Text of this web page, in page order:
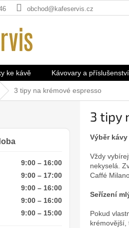
obchod@kafeservis.cz
ke kávě Kávovary a příslušenství
3 tipy na krémové espresso
9:00 – 16:00
9:00 – 17:00
9:00 – 16:00
9:00 – 16:00
9:00 – 15:00
3 tipy
Výběr kávy
Vždy
nekyselá.
Caffé
Seřízení
Pokud
krémovější,